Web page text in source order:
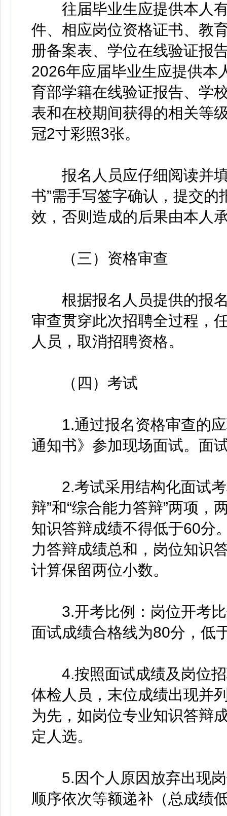
往届毕业生应提供本人有
件、相应岗位资格证书、教
册备案表、学位在线验证报
2026年应届毕业生应提供本
育部学籍在线验证报告、学
表和在校期间获得的相关等
冠2寸彩照3张。
报名人员应仔细阅读并填
书”需手写签字确认，提交
效，否则造成的后果由本人
（三）资格审查
根据报名人员提供的报名
审查贯穿此次招聘全过程，
人员，取消招聘资格。
（四）考试
1.通过报名资格审查的应
通知书》参加现场面试。面
2.考试采用结构化面试考
辩”和“综合能力答辩”两项
知识答辩成绩不得低于60分
力答辩成绩总和，岗位知识
计算保留两位小数。
3.开考比例：岗位开考比
面试成绩合格线为80分，低
4.按照面试成绩及岗位招
体检人员，末位成绩出现并
为先，如岗位专业知识答辩
定人选。
5.因个人原因放弃出现岗
顺序依次等额递补（总成绩